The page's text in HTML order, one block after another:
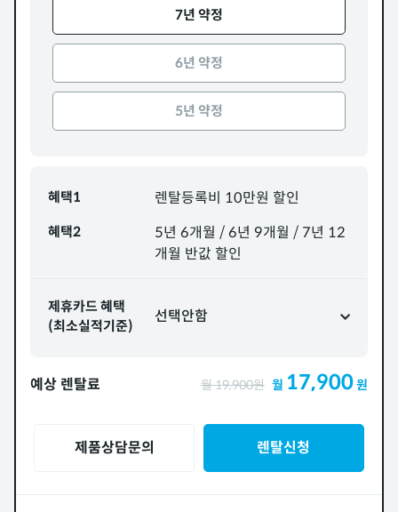
7년 약정
6년 약정
5년 약정
혜택1 렌탈등록비 10만원 할인
혜택2
5년 6개월 / 6년 9개월 / 7년 12
개월 반값 할인
제휴카드 혜택
(최소실적기준)
선택안함
예상 렌탈료 월19,900원 월 17,900원
제품상담문의 렌탈신청